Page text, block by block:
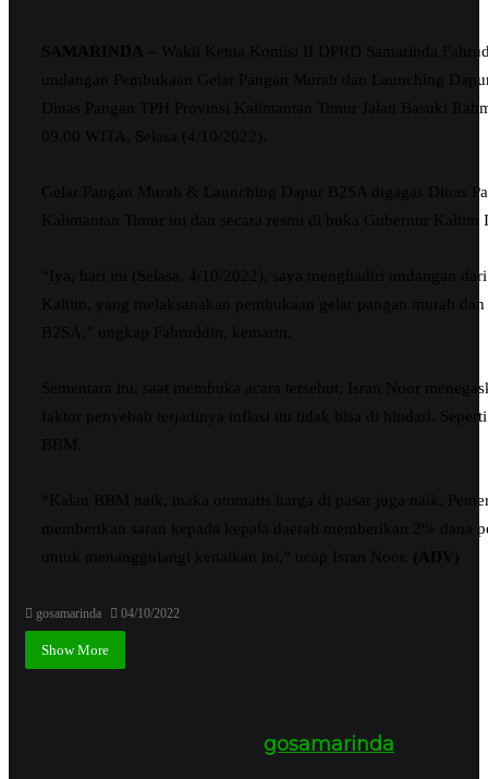
SAMARINDA
– Wakil Ketua Komisi II DPRD Samarinda
undangan Pembukaan Gelar Pangan Murah dan Launching
Dinas Pangan TPH Provinsi Kalimantan Timur Jalan Basuki
09.00 WITA, Selasa (4/10/2022).
Gelar Pangan Murah & Launching Dapur B2SA digagas Dinas
Kalimantan Timur ini dan secara resmi di buka Gubernur Kaltim
“Iya, hari ini (Selasa, 4/10/2022), saya menghadiri undangan
Kaltim, yang melaksanakan pembukaan gelar pangan murah
B2SA,” ungkap Fahruddin, kemarin.
Sementara itu, saat membuka acara tersebut, Isran Noor
faktor penyebab terjadinya inflasi itu tidak bisa di hindari.
BBM.
“Kalau BBM naik, maka otomatis harga di pasar juga naik.
memberikan saran kepada kepala daerah memberikan 2% dana
untuk menanggulangi kenaikan ini,” ucap Isran Noor. (ADV)
gosamarinda 04/10/2022
Show More
gosamarinda